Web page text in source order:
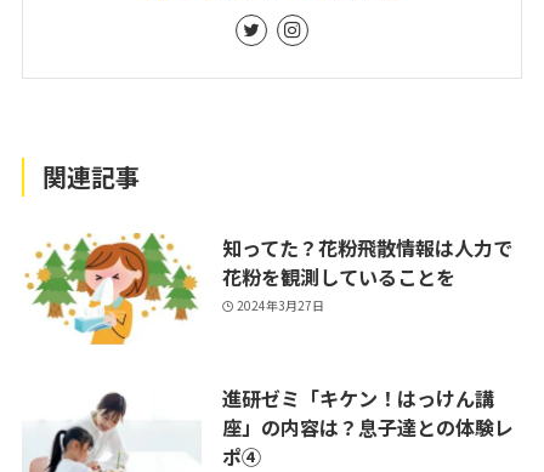
関連記事
知ってた？花粉飛散情報は人力で
花粉を観測していることを
2024年3月27日
進研ゼミ「キケン！はっけん講
座」の内容は？息子達との体験レ
ポ④